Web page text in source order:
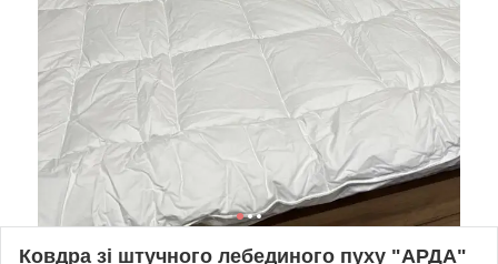
Ковдра зі штучного лебединого пуху "АРДА"